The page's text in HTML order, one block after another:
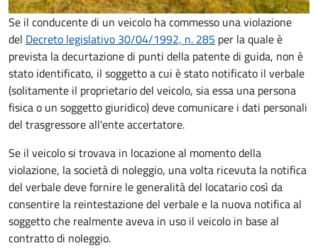
Se il conducente di un veicolo ha commesso una violazione
del Decreto legislativo 30/04/1992, n. 285 per la quale è
prevista la decurtazione di punti della patente di guida, non è
stato identificato, il soggetto a cui è stato notificato il verbale
(solitamente il proprietario del veicolo, sia essa una persona
fisica o un soggetto giuridico) deve comunicare i dati personali
del trasgressore all'ente accertatore.
Se il veicolo si trovava in locazione al momento della
violazione, la società di noleggio, una volta ricevuta la notifica
del verbale deve fornire le generalità del locatario così da
consentire la reintestazione del verbale e la nuova notifica al
soggetto che realmente aveva in uso il veicolo in base al
contratto di noleggio.